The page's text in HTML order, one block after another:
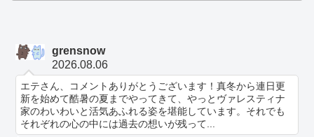
grensnow
2026.08.06
エテさん、コメントありがとうございます！真冬から連日更
新を始めて酷暑の夏までやってきて、やっとヴァレスティナ
家のわいわいと活気あふれる姿を堪能しています。それでも
それぞれの心の中には過去の想いが残って...